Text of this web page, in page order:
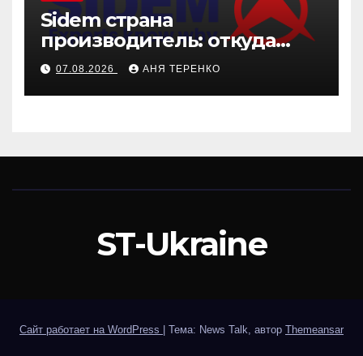
Sidem страна
производитель: откуда
родом эти детали
07.08.2026 АНЯ ТЕРЕНКО
ST-Ukraine
Сайт работает на WordPress Тема: News Talk, автор Themeansar